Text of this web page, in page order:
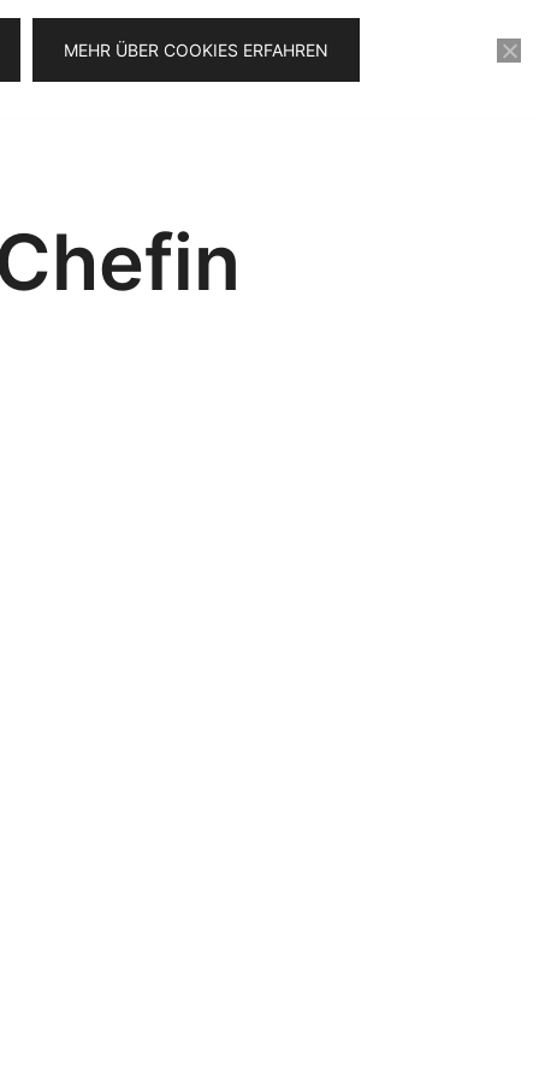
KONTAKT VIDEOSERIE FÜR 0€
MEHR ÜBER COOKIES ERFAHREN